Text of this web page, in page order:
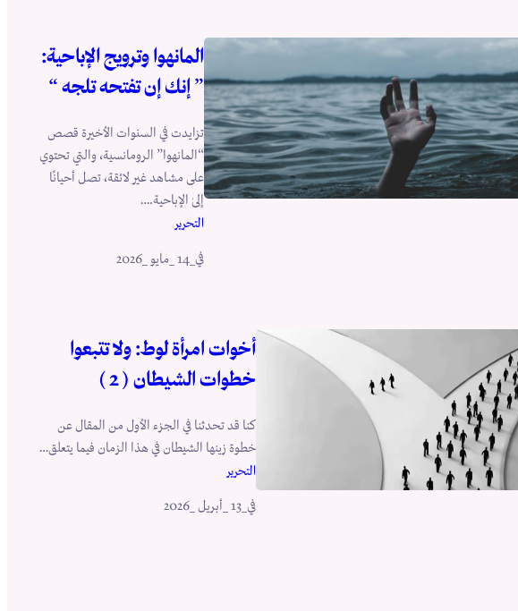
المانهوا وترويج الإباحية:
” إنك إن تفتحه تلجه “
تزايدت في السنوات الأخيرة قصص
“المانهوا” الرومانسية، والتي تحتوي
على مشاهد غير لائقة، تصل أحيانًا
إلىٰ الإباحية.…
التحرير
في _14 _مايو _2026
أخوات امرأة لوط: ولا تتبعوا
خطوات الشيطان ( 2 )
كنا قد تحدثنا في الجزء الأول من المقال عن
خطوة زينها الشيطان في هذا الزمان فيما يتعلق…
التحرير
في _13 _أبريل _2026